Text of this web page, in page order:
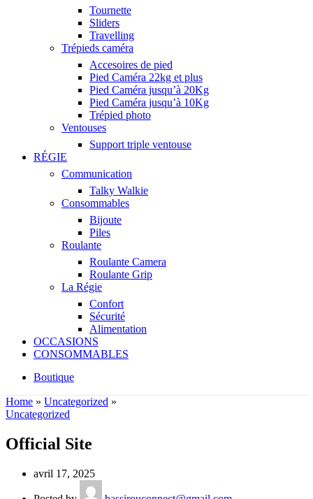
Tournette
Sliders
Travelling
Trépieds caméra
Accesoires de pied
Pied Caméra 22kg et plus
Pied Caméra jusqu’à 20Kg
Pied Caméra jusqu’à 10Kg
Trépied photo
Ventouses
Support triple ventouse
RÉGIE
Communication
Talky Walkie
Consommables
Bijoute
Piles
Roulante
Roulante Camera
Roulante Grip
La Régie
Confort
Sécurité
Alimentation
OCCASIONS
CONSOMMABLES
Boutique
Home » Uncategorized »
Uncategorized
Official Site
avril 17, 2025